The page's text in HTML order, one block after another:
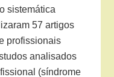
sistemática
57 artigos
profissionais
analisados
(síndrome